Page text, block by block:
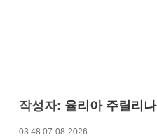
작성자: 율리아 주릴리나
03:48 07-08-2026